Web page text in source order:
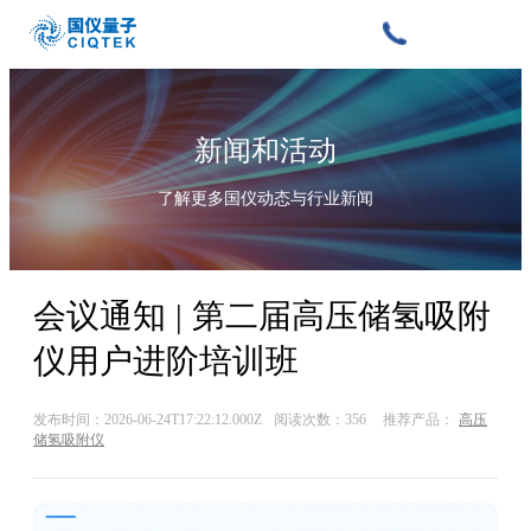
新闻和活动
了解更多国仪动态与行业新闻
会议通知 | 第二届高压储氢吸附
仪用户进阶培训班
发布时间：2026-06-24T17:22:12.000Z 阅读次数：356 推荐产品： 高压
储氢吸附仪